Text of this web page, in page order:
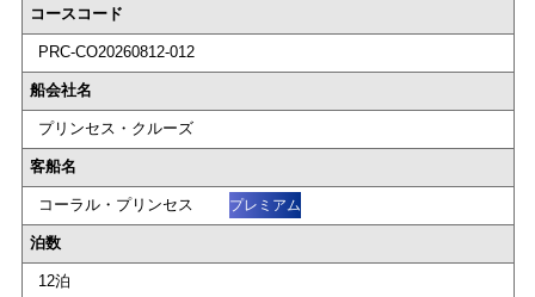
コースコード
PRC-CO20260812-012
船会社名
プリンセス・クルーズ
客船名
コーラル・プリンセス プレミアム
泊数
12泊